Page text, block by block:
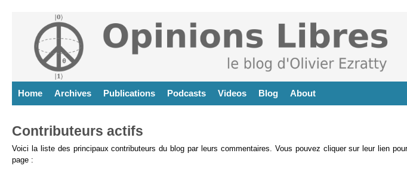
Home Archives Publications Podcasts Videos Blog About
Contributeurs actifs
Voici la liste des principaux contributeurs du blog par leurs commentaires. Vous pouvez cliquer sur leur lien
page :